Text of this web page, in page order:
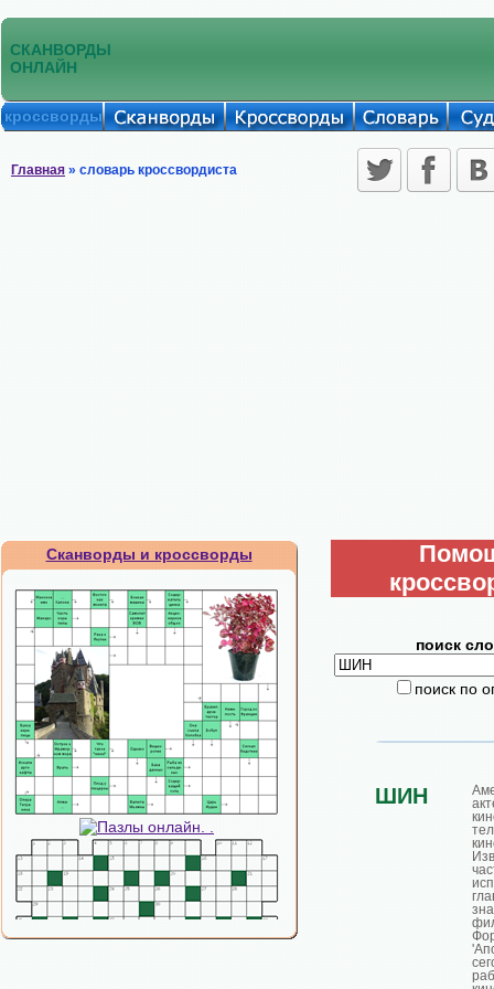
СКАНВОРДЫ
ОНЛАЙН
кроссворды
Главная » словарь кроссвордиста
Сканворды и кроссворды
поиск
поиск по
ШИН